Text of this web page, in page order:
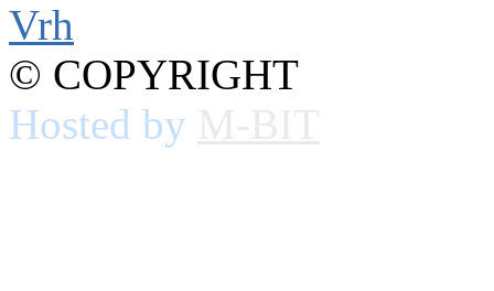
Vrh
© COPYRIGHT
Hosted by